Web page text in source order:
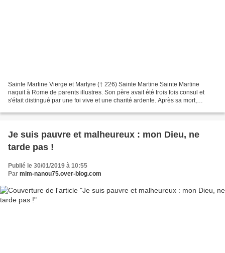
Sainte Martine Vierge et Martyre († 226) Sainte Martine Sainte Martine
naquit à Rome de parents illustres. Son père avait été trois fois consul et
s'était distingué par une foi vive et une charité ardente. Après sa mort,
Je suis pauvre et malheureux : mon Dieu, ne
tarde pas !
Publié le 30/01/2019 à 10:55
Par mim-nanou75.over-blog.com